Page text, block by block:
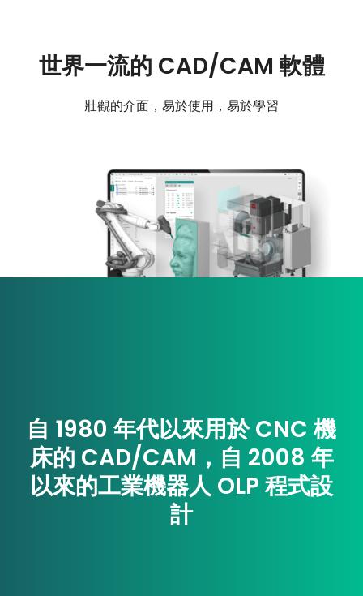
世界一流的 CAD/CAM 軟體
壯觀的介面，易於使用，易於學習
自 1980 年代以來用於 CNC 機
床的 CAD/CAM，自 2008 年
以來的工業機器人 OLP 程式設
計